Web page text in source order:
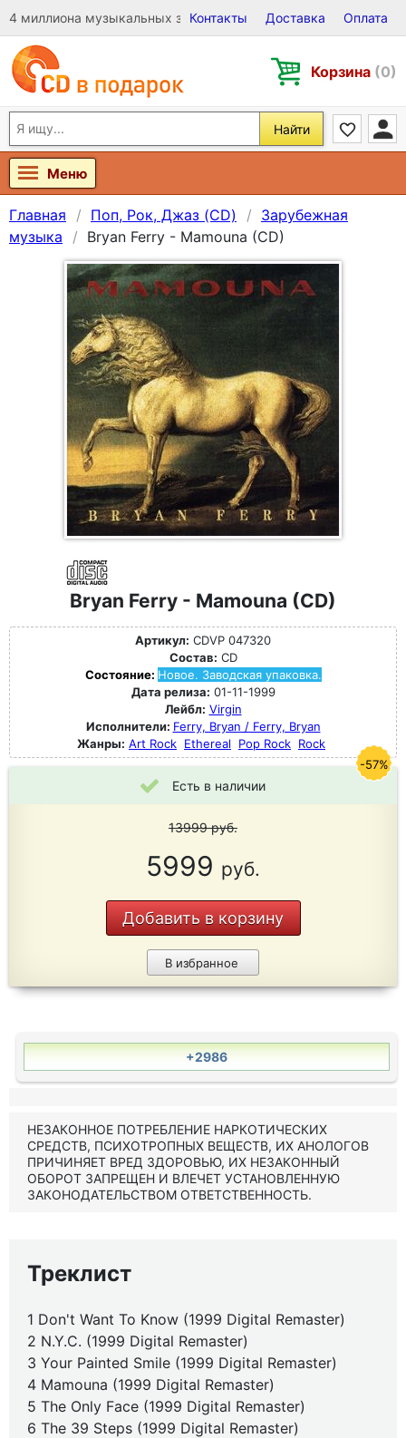
4 миллиона музыкальных записей на Виниле, CD и DVD
Контакты Доставка Оплата
Корзина (0)
Найти
Меню
Главная Поп, Рок, Джаз (CD)
Зарубежная
музыка
Bryan Ferry - Mamouna (CD)
Bryan Ferry - Mamouna (CD)
Артикул: CDVP 047320
Состав: CD
Состояние: Новое. Заводская упаковка.
Дата релиза: 01-11-1999
Лейбл: Virgin
Исполнители: Ferry, Bryan / Ferry, Bryan
Жанры: Art Rock Ethereal Pop Rock Rock
Есть в наличии
13999руб.
5999 руб.
Добавить в корзину
В избранное
-57%
+2986
НЕЗАКОННОЕ ПОТРЕБЛЕНИЕ НАРКОТИЧЕСКИХ
СРЕДСТВ, ПСИХОТРОПНЫХ ВЕЩЕСТВ, ИХ АНОЛОГОВ
ПРИЧИНЯЕТ ВРЕД ЗДОРОВЬЮ, ИХ НЕЗАКОННЫЙ
ОБОРОТ ЗАПРЕЩЕН И ВЛЕЧЕТ УСТАНОВЛЕННУЮ
ЗАКОНОДАТЕЛЬСТВОМ ОТВЕТСТВЕННОСТЬ.
Треклист
1 Don't Want To Know (1999 Digital Remaster)
2 N.Y.C. (1999 Digital Remaster)
3 Your Painted Smile (1999 Digital Remaster)
4 Mamouna (1999 Digital Remaster)
5 The Only Face (1999 Digital Remaster)
6 The 39 Steps (1999 Digital Remaster)